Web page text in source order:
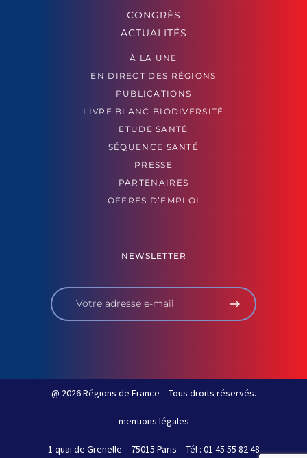
CONGRÈS
ACTUALITÉS
À LA UNE
EN DIRECT DES RÉGIONS
PUBLICATIONS
LIVRE BLANC BIODIVERSITÉ
ETUDE SANTÉ
SÉQUENCE SANTÉ
PRESSE
PARTENAIRES
OFFRES D’EMPLOI
NEWSLETTER
@ 2026 Régions de France – Tous droits réservés.
mentions légales
1 quai de Grenelle – 75015 Paris – Tél : 01 45 55 82 48